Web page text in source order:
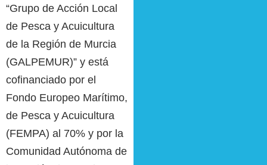
“Grupo de Acción Local
de Pesca y Acuicultura
de la Región de Murcia
(GALPEMUR)” y está
cofinanciado por el
Fondo Europeo Marítimo,
de Pesca y Acuicultura
(FEMPA) al 70% y por la
Comunidad Autónoma de